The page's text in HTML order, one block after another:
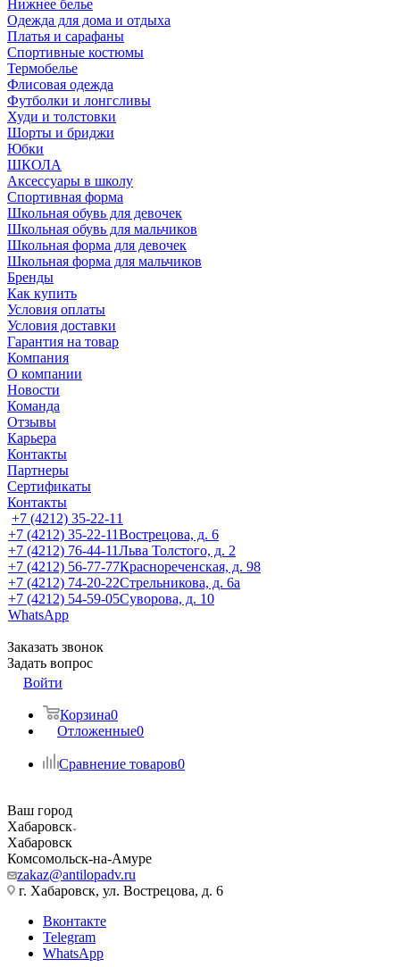
Нижнее белье
Одежда для дома и отдыха
Платья и сарафаны
Спортивные костюмы
Термобелье
Флисовая одежда
Футболки и лонгсливы
Худи и толстовки
Шорты и бриджи
Юбки
ШКОЛА
Аксессуары в школу
Спортивная форма
Школьная обувь для девочек
Школьная обувь для мальчиков
Школьная форма для девочек
Школьная форма для мальчиков
Бренды
Как купить
Условия оплаты
Условия доставки
Гарантия на товар
Компания
О компании
Новости
Команда
Отзывы
Карьера
Контакты
Партнеры
Сертификаты
Контакты
+7 (4212) 35-22-11
+7 (4212) 35-22-11Вострецова, д. 6
+7 (4212) 76-44-11Льва Толстого, д. 2
+7 (4212) 56-77-77Краснореченская, д. 98
+7 (4212) 74-20-22Стрельникова, д. 6а
+7 (4212) 54-59-05Суворова, д. 10
WhatsApp
Заказать звонок
Задать вопрос
Войти
Корзина0
Отложенные0
Сравнение товаров0
Ваш город
Хабаровск
Хабаровск
Комсомольск-на-Амуре
zakaz@antilopadv.ru
г. Хабаровск, ул. Вострецова, д. 6
Вконтакте
Telegram
WhatsApp